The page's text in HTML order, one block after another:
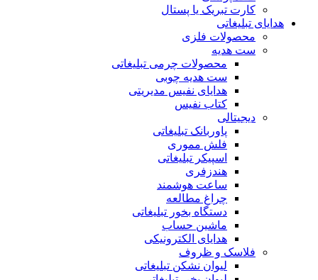
کارت تبریک یا پستال
هدایای تبلیغاتی
محصولات فلزی
ست هدیه
محصولات چرمی تبلیغاتی
ست هدیه چوبی
هدایای نفیس مدیریتی
کتاب نفیس
دیجیتالی
پاوربانک تبلیغاتی
فلش مموری
اسپیکر تبلیغاتی
هندزفری
ساعت هوشمند
چراغ مطالعه
دستگاه بخور تبلیغاتی
ماشین حساب
هدایای الکترونیکی
فلاسک و ظروف
لیوان نشکن تبلیغاتی